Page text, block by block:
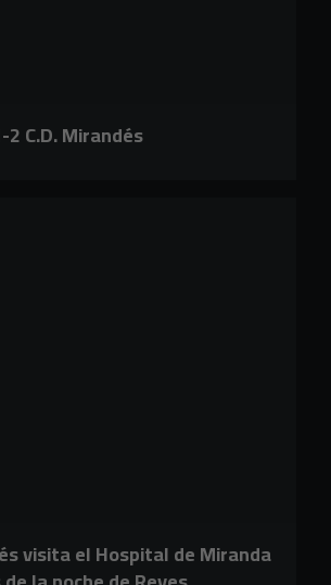
2 C.D. Mirandés
visita el Hospital de Miranda